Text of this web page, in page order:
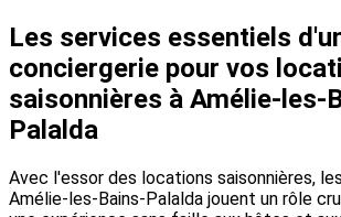
Les services essentiels
conciergerie pour vos
saisonnières à Amélie-les-
Palalda
Avec l'essor des locations saisonnières,
Amélie-les-Bains-Palalda jouent un rôle